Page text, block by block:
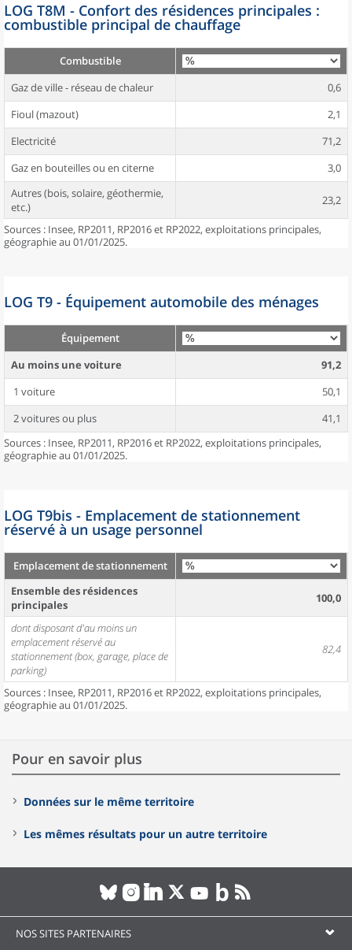
LOG T8M - Confort des résidences principales :
combustible principal de chauffage
Combustible
Gaz de ville - réseau de chaleur
0,6
Fioul (mazout)
2,1
Electricité
71,2
Gaz en bouteilles ou en citerne
3,0
Autres (bois, solaire, géothermie,
etc.)
23,2
Sources : Insee, RP2011, RP2016 et RP2022, exploitations principales,
géographie au 01/01/2025.
LOG T9 - Équipement automobile des ménages
Équipement
Au moins une voiture
91,2
1 voiture
50,1
2 voitures ou plus
41,1
Sources : Insee, RP2011, RP2016 et RP2022, exploitations principales,
géographie au 01/01/2025.
LOG T9bis - Emplacement de stationnement
réservé à un usage personnel
Emplacement de stationnement
Ensemble des résidences
principales
100,0
dont disposant d'au moins un
emplacement réservé au
stationnement (box, garage, place de
parking)
82,4
Sources : Insee, RP2011, RP2016 et RP2022, exploitations principales,
géographie au 01/01/2025.
Pour en savoir plus
Données sur le même territoire
Les mêmes résultats pour un autre territoire
NOS SITES PARTENAIRES